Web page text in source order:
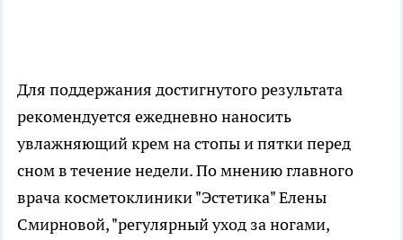
Для поддержания достигнутого результата
рекомендуется ежедневно наносить
увлажняющий крем на стопы и пятки перед
сном в течение недели. По мнению главного
врача косметоклиники "Эстетика" Елены
Смирновой, "регулярный уход за ногами,